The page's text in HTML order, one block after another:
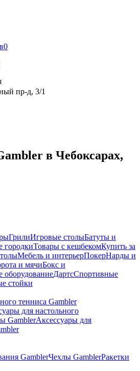
0
пр-д, 3/1
в Чебоксарах,
ГрилиИгровые столыБатуты и
городкиТовары с кешбекомКупить за
Мебель и интерьерПокерНарды и
и мячиБокс и
оборудованиеДартсСпортивные
стойки
тенниса Gambler
для настольного
GamblerАксессуары для
GamblerЧехлы GamblerРакетки